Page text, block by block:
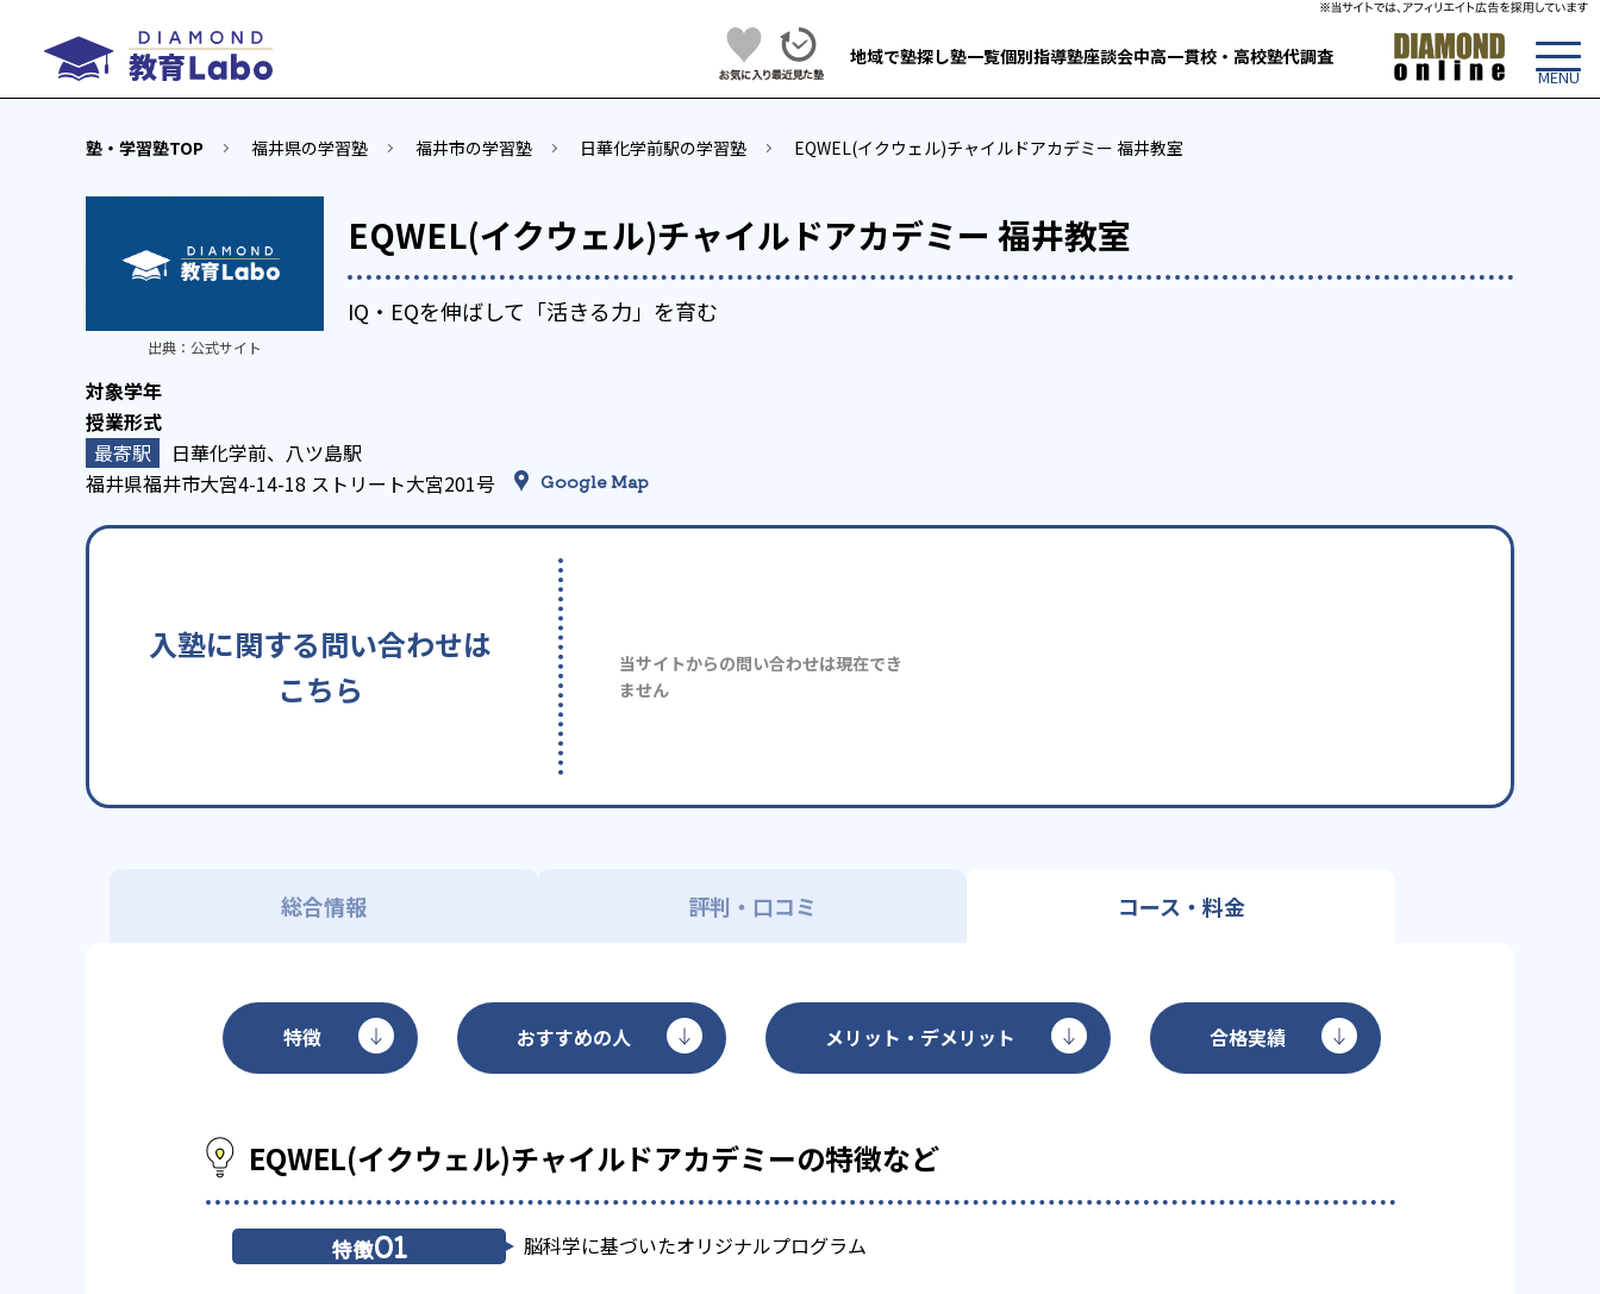
地域で塾探し塾一覧個別指導塾座談会中高一貫校・高校塾代調査
塾・学習塾TOP 福井県の学習塾 福井市の学習塾 日華化学前駅の学習塾 EQWEL(イクウェル)チャイルドアカデミー 福井教室
EQWEL(イクウェル)チャイルドアカデミー 福井教室
IQ・EQを伸ばして「活きる力」を育む
出典： 公式サイト
日華化学前、八ツ島駅
福井県福井市大宮4-14-18 ストリート大宮201号
Google Map
入塾に関する問い合わせは
こちら
当サイトからの問い合わせは現在でき
ません
総合情報 評判・口コミ コース・料金
特徴 おすすめの人 メリット・デメリット 合格実績
EQWEL(イクウェル)チャイルドアカデミーの特徴など
特徴01 脳科学に基づいたオリジナルプログラム